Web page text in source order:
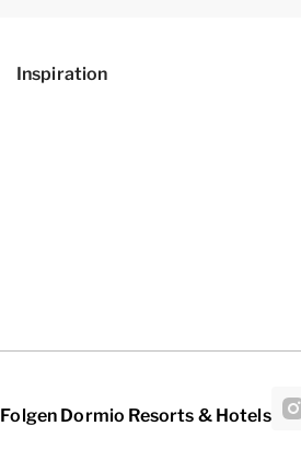
Inspiration
Folgen Dormio Resorts & Hotels